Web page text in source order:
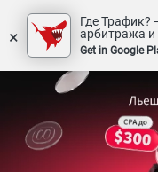
×
Где
арбитража и
Get in Google